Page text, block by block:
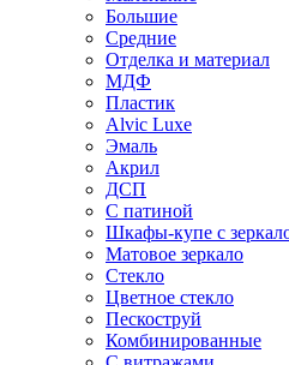
Большие
Средние
Отделка и материал
МДФ
Пластик
Alvic Luxe
Эмаль
Акрил
ДСП
С патиной
Шкафы-купе с
Матовое зеркало
Стекло
Цветное стекло
Пескоструй
Комбинированные